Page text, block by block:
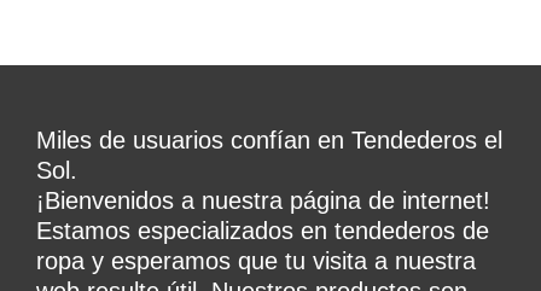
Miles de usuarios confían en Tendederos el
Sol.
¡Bienvenidos a nuestra página de internet!
Estamos especializados en tendederos de
ropa y esperamos que tu visita a nuestra